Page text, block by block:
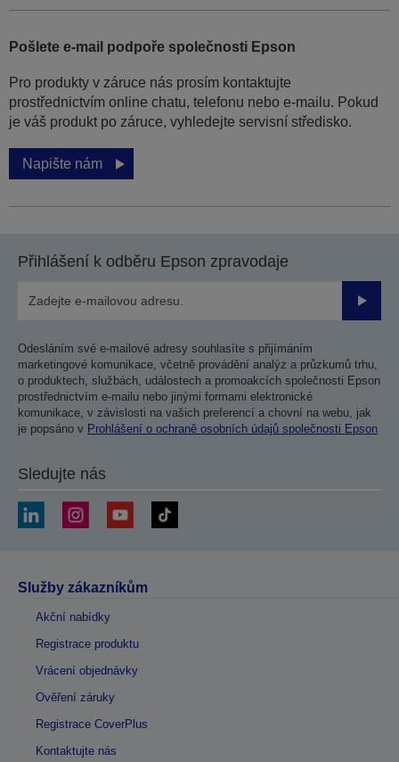
Pošlete e-mail podpoře společnosti Epson
Pro produkty v záruce nás prosím kontaktujte
prostřednictvím online chatu, telefonu nebo e-mailu. Pokud
je váš produkt po záruce, vyhledejte servisní středisko.
Napište nám
Přihlášení k odběru Epson zpravodaje
Odesláním své e-mailové adresy souhlasíte s přijímáním
marketingové komunikace, včetně provádění analýz a průzkumů trhu,
o produktech, službách, událostech a promoakcích společnosti Epson
prostřednictvím e-mailu nebo jinými formami elektronické
komunikace, v závislosti na vašich preferencí a chovní na webu, jak
je popsáno v Prohlášení o ochraně osobních údajů společnosti Epson
Sledujte nás
Služby zákazníkům
Akční nabídky
Registrace produktu
Vrácení objednávky
Ověření záruky
Registrace CoverPlus
Kontaktujte nás